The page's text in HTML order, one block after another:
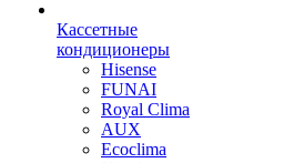
Кассетные
кондиционеры
Hisense
FUNAI
Royal Clima
AUX
Ecoclima